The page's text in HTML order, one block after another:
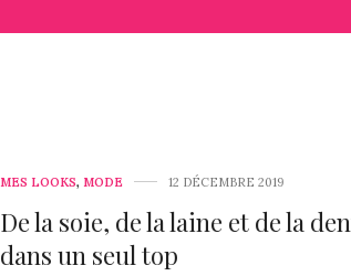
MES LOOKS, MODE 12 DÉCEMBRE 2019
De la soie, de la laine et de la
dans un seul top